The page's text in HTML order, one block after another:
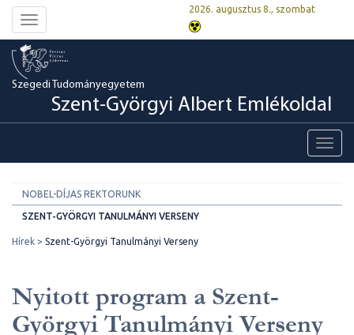
Toggle
navigation
2026. augusztus 8., szombat
Szegedi Tudományegyetem
Szent-Györgyi Albert Emlékoldal
NOBEL-DÍJAS REKTORUNK
SZENT-GYÖRGYI TANULMÁNYI VERSENY
Hírek Szent-Györgyi Tanulmányi Verseny
Nyitott program a Szent-
Györgyi Tanulmányi Verseny